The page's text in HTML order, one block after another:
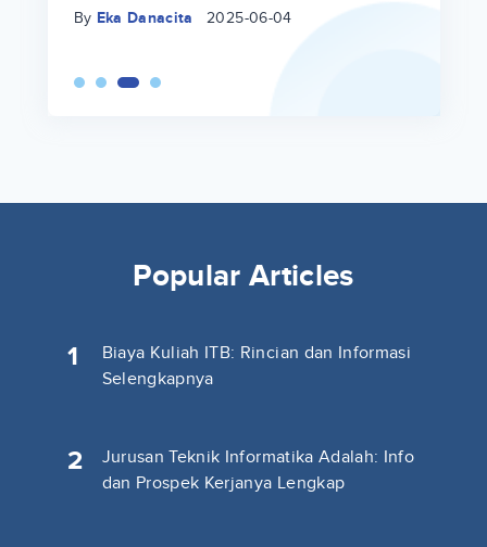
By Eka Danacita 2025-06-04
Popular Articles
1
Biaya Kuliah ITB: Rincian dan Informasi
Selengkapnya
2
Jurusan Teknik Informatika Adalah: Info
dan Prospek Kerjanya Lengkap